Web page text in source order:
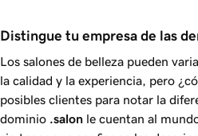
Distingue tu empresa de las
Los salones de belleza pueden
la calidad y la experiencia, pero
posibles clientes para notar la
dominio .salon le cuentan al